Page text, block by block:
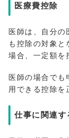
医療費控除
医師は、自分の
も控除の対象
場合、一定額を
医師の場合でも
用できる控除を
仕事に関連す